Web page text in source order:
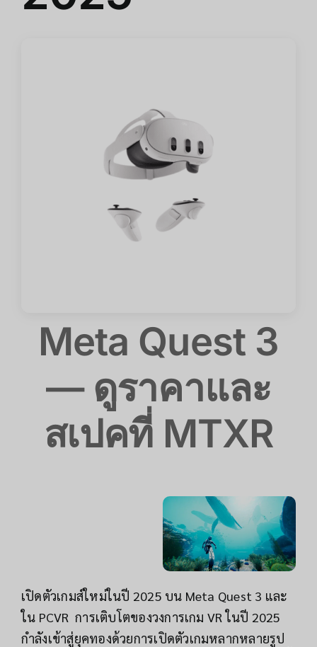
Meta Quest 3
— ดูราคาและ
สเปคที่ MTXR
เปิดตัวเกมส์ใหม่ในปี 2025 บน Meta Quest 3 และ
ใน PCVR การเติบโตของวงการเกม VR ในปี 2025
กำลังเข้าสู่ยุคทองด้วยการเปิดตัวเกมหลากหลายรูป